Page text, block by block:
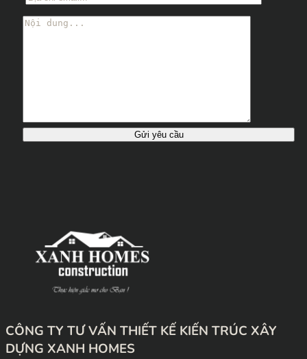
CÔNG TY TƯ VẤN THIẾT KẾ KIẾN TRÚC XÂY
DỰNG XANH HOMES